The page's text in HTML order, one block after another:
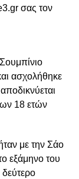
σας τον
ασχολήθηκε
18 ετών
με την Σάο
εξάμηνο του